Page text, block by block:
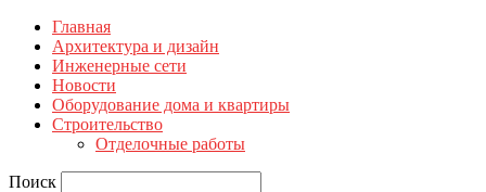
Главная
Архитектура и дизайн
Инженерные сети
Новости
Оборудование дома и квартиры
Строительство
Отделочные работы
Поиск